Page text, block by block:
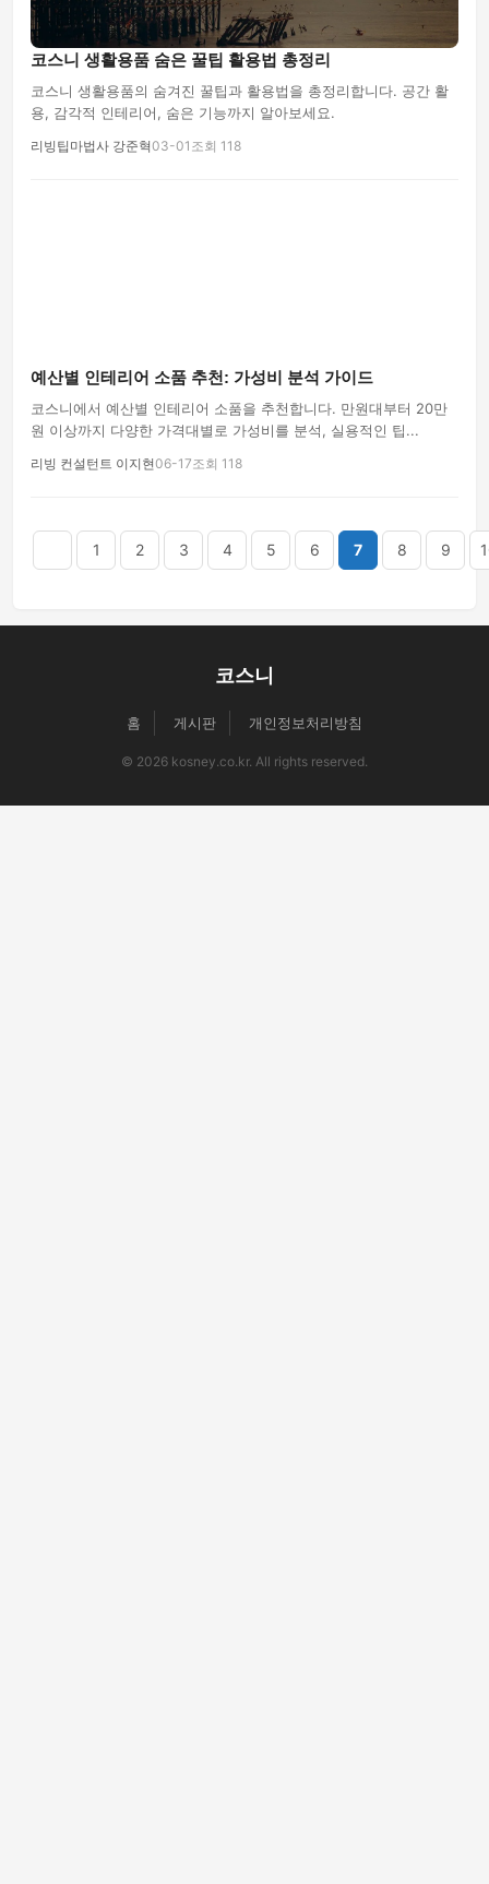
코스니 생활용품 숨은 꿀팁 활용법 총정리
코스니 생활용품의 숨겨진 꿀팁과 활용법을 총정리합니다. 공간 활
용, 감각적 인테리어, 숨은 기능까지 알아보세요.
리빙팁마법사 강준혁03-01 조회 118
예산별 인테리어 소품 추천: 가성비 분석 가이드
코스니에서 예산별 인테리어 소품을 추천합니다. 만원대부터 20만
원 이상까지 다양한 가격대별로 가성비를 분석, 실용적인 팁...
리빙 컨설턴트 이지현06-17조회 118
1 2 3 4 5 6 7 8 9
코스니
홈 게시판 개인정보처리방침
© 2026 kosney.co.kr. All rights reserved.